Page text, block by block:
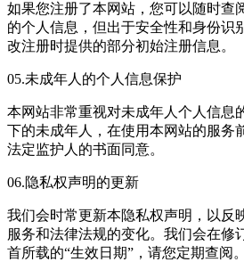
如果您注册了本网站，您可以随时查
的个人信息，但出于安全性和身份识
改注册时提供的部分初始注册信息。
05.未成年人的个人信息保护
本网站非常重视对未成年人个人信息
下的未成年人，在使用本网站的服务
法定监护人的书面同意。
06.隐私权声明的更新
我们会时常更新本隐私权声明，以反
服务和法律法规的变化。我们会在修
首所载的“生效日期”，请您定期查阅